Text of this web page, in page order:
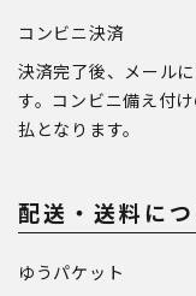
コンビニ決済
決済完了後、メール
す。コンビニ備え付
払となります。
配送・送料につ
ゆうパケット